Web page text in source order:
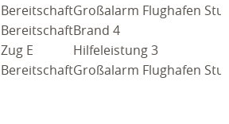
BereitschaftGroßalarm Flughafen
BereitschaftBrand 4
Zug E
Hilfeleistung 3
BereitschaftGroßalarm Flughafen